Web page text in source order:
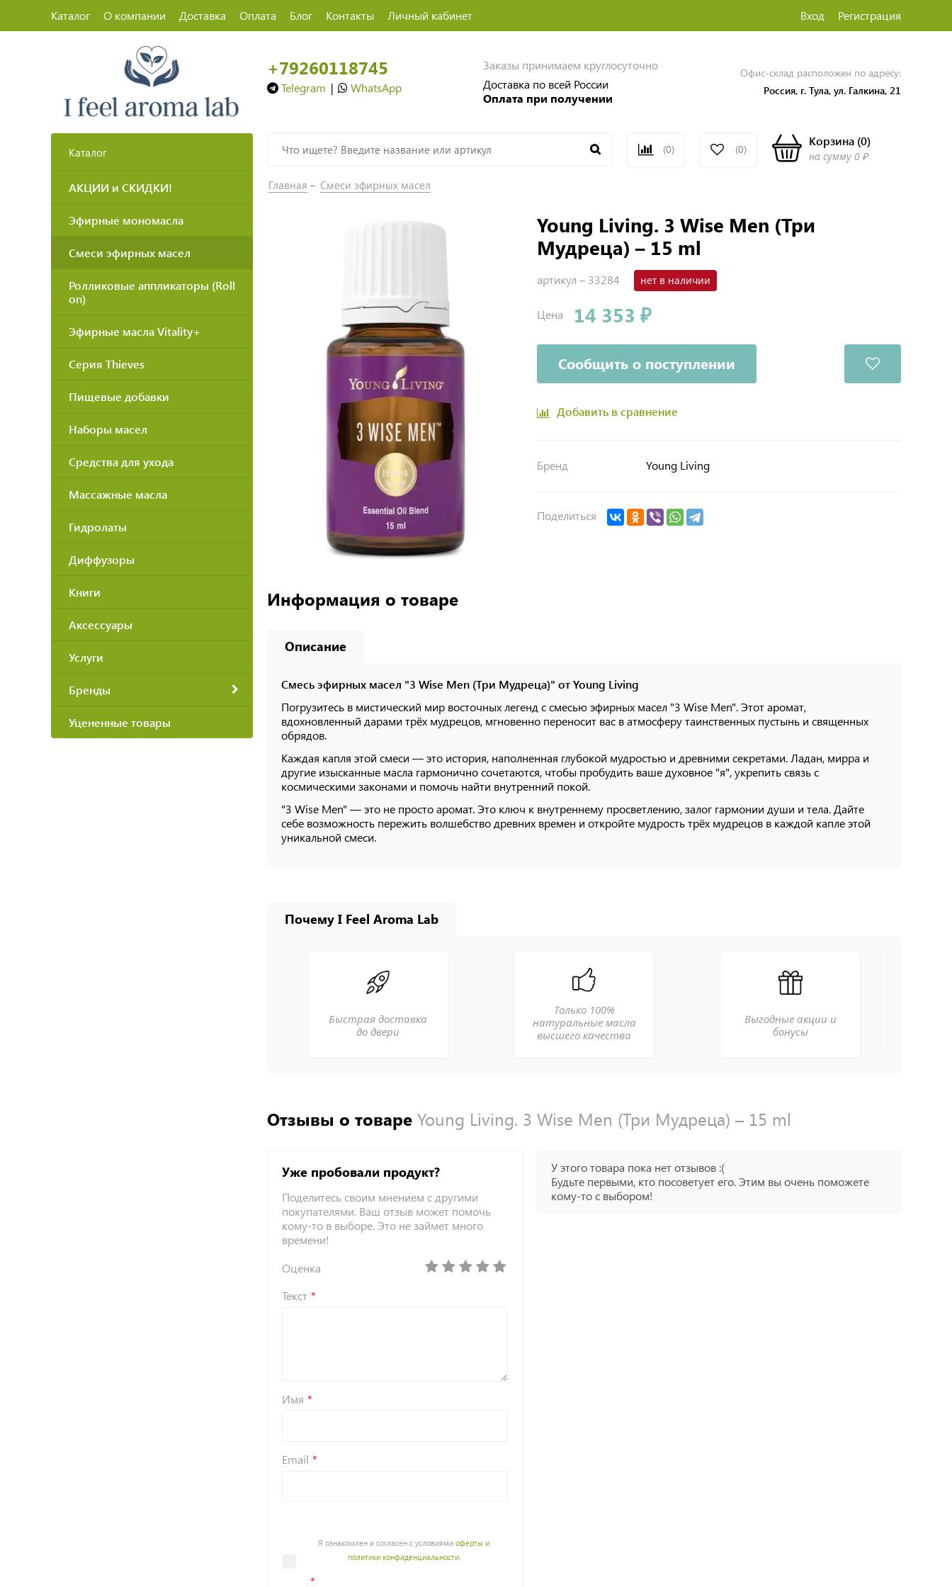
Каталог О компании Доставка Оплата Блог Контакты Личный кабинет Вход Регистрация
+79260118745
Telegram | WhatsApp
Заказы принимаем круглосуточно
Доставка по всей России
Оплата при получении
Офис-склад расположен по адресу:
Россия, г. Тула, ул. Галкина, 21
(0) (0)
Корзина(0)
на сумму 0 ₽
Каталог
АКЦИИ и СКИДКИ!
Эфирные мономасла
Смеси эфирных масел
Ролликовые аппликаторы (Roll
on)
Эфирные масла Vitality+
Серия Thieves
Пищевые добавки
Наборы масел
Средства для ухода
Массажные масла
Гидролаты
Диффузоры
Книги
Аксессуары
Услуги
Бренды
Уцененные товары
Главная Смеси эфирных масел
Young Living. 3 Wise Men (Три
Мудреца) – 15 ml
артикул – 33284 нет в наличии
Цена 14 353 ₽
Сообщить о поступлении
Добавить в сравнение
Бренд Young Living
Поделиться
Информация о товаре
Описание
Смесь эфирных масел "3 Wise Men (Три Мудреца)" от Young Living
Погрузитесь в мистический мир восточных легенд с смесью эфирных масел "3 Wise Men". Этот аромат,
вдохновленный дарами трёх мудрецов, мгновенно переносит вас в атмосферу таинственных пустынь и священных
обрядов.
Каждая капля этой смеси — это история, наполненная глубокой мудростью и древними секретами. Ладан, мирра и
другие изысканные масла гармонично сочетаются, чтобы пробудить ваше духовное "я", укрепить связь с
космическими законами и помочь найти внутренний покой.
"3 Wise Men" — это не просто аромат. Это ключ к внутреннему просветлению, залог гармонии души и тела. Дайте
себе возможность пережить волшебство древних времен и откройте мудрость трёх мудрецов в каждой капле этой
уникальной смеси.
Почему I Feel Aroma Lab
Быстрая доставка
до двери
Только 100%
натуральные масла
высшего качества
Выгодные акции и
бонусы
Отзывы о товаре Young Living. 3 Wise Men (Три Мудреца) – 15 ml
Уже пробовали продукт?
Поделитесь своим мнением с другими
покупателями. Ваш отзыв может помочь
кому-то в выборе. Это не займет много
времени!
Оценка
Текст
Имя
Email
Я ознакомлен и согласен с условиямиоферты и
политики конфиденциальности.
У этого товара пока нет отзывов :(
Будьте первыми, кто посоветует его. Этим вы очень поможете
кому-то с выбором!